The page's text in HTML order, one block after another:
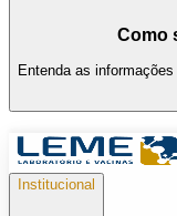
Como
Entenda as
Institucional